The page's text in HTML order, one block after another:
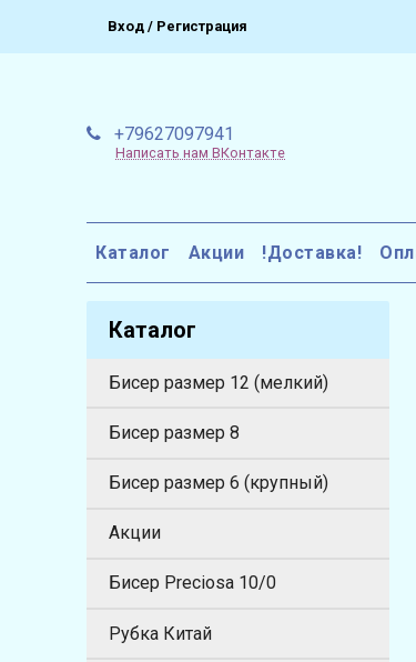
Вход / Регистрация
+79627097941
Написать нам ВКонтакте
Каталог Акции !Доставка!
Каталог
Бисер размер 12 (мелкий)
Бисер размер 8
Бисер размер 6 (крупный)
Акции
Бисер Preciosa 10/0
Рубка Китай